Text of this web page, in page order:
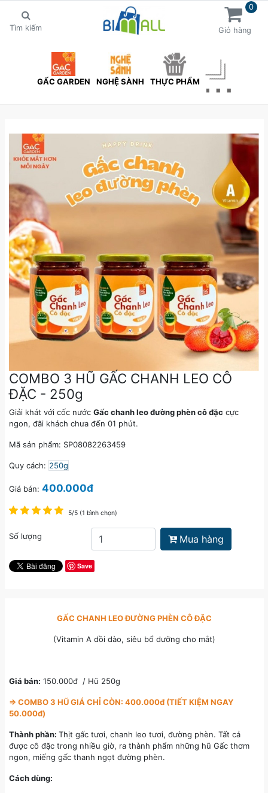
Tìm kiếm
0
Giỏ hàng
GẤC GARDEN NGHỆ SÀNH THỰC PHẨM
COMBO 3 HŨ GẤC CHANH LEO CÔ
ĐẶC - 250g
Giải khát với cốc nước Gấc chanh leo đường phèn cô đặc cực
ngon, đãi khách chưa đến 01 phút.
Mã sản phẩm: SP08082263459
Quy cách: 250g
Giá bán: 400.000đ
5/5 (1 bình chọn)
Số lượng Mua hàng
Save
GẤC CHANH LEO ĐƯỜNG PHÈN CÔ ĐẶC
(Vitamin A dồi dào, siêu bổ dưỡng cho mắt)
Giá bán: 150.000đ / Hũ 250g
=> COMBO 3 HŨ GIÁ CHỈ CÒN: 400.000đ (TIẾT KIỆM NGAY
50.000đ)
Thành phần: Thịt gấc tươi, chanh leo tươi, đường phèn. Tất cả
được cô đặc trong nhiều giờ, ra thành phẩm những hũ Gấc thơm
ngon, miếng gấc thanh ngọt đường phèn.
Cách dùng: